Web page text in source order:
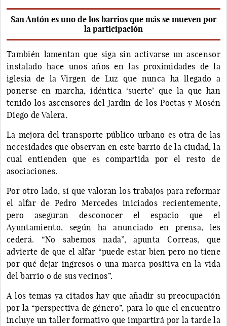
San Antón es uno de los barrios que más se mueven por
la participación
También lamentan que siga sin activarse un ascensor
instalado hace unos años en las proximidades de la
iglesia de la Virgen de Luz que nunca ha llegado a
ponerse en marcha, idéntica ‘suerte’ que la que han
tenido los ascensores del Jardín de los Poetas y Mosén
Diego de Valera.
La mejora del transporte público urbano es otra de las
necesidades que observan en este barrio de la ciudad, la
cual entienden que es compartida por el resto de
asociaciones.
Por otro lado, sí que valoran los trabajos para reformar
el alfar de Pedro Mercedes iniciados recientemente,
pero aseguran desconocer el espacio que el
Ayuntamiento, según ha anunciado en prensa, les
cederá. “No sabemos nada”, apunta Correas, que
advierte de que el alfar “puede estar bien pero no tiene
por qué dejar ingresos o una marca positiva en la vida
del barrio o de sus vecinos”.
A los temas ya citados hay que añadir su preocupación
por la “perspectiva de género”, para lo que el encuentro
incluye un taller formativo que impartirá por la tarde la